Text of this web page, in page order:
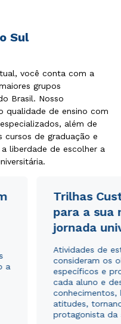
Sul
você conta com a
grupos
Brasil. Nosso
qualidade de ensino com
além de
cursos de graduação e
liberdade de escolher a
a
Trilhas
para a sua
jornada
Atividades de
consideram os
específicos e
cada aluno e
conhecimentos,
atitudes,
protagonista da
de Privacidade.e
utilizados para o
do Sul.